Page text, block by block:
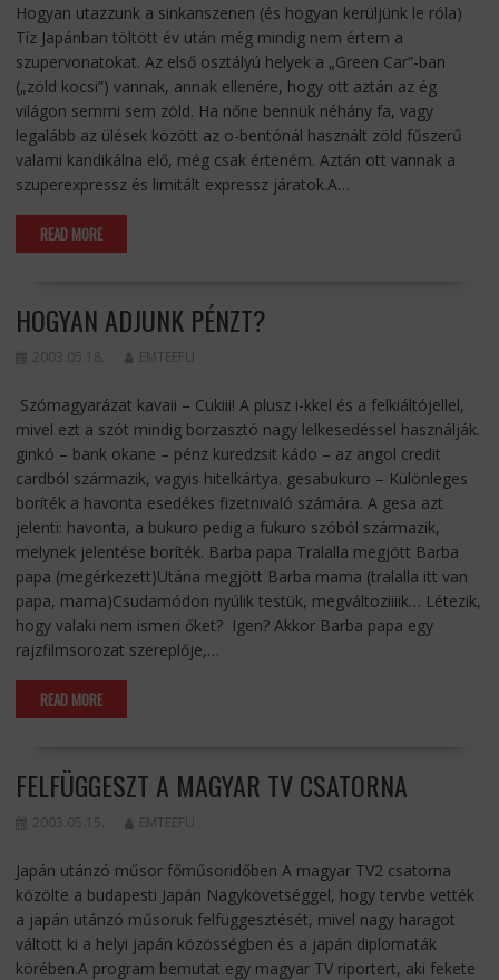
Hogyan utazzunk a sinkanszenen (és hogyan kerüljünk le róla)
Tíz Japánban töltött év után még mindig nem értem a
szupervonatokat. Az első osztályú helyek a „Green Car”-ban
(„zöld kocsi”) vannak, annak ellenére, hogy ott aztán az ég
világon semmi sem zöld. Ha nőne bennük néhány fa, vagy
legalább az ülések között az o-bentónál használt zöld fűszerű
valami kandikálna elő, még csak érteném. Aztán ott vannak a
szuperexpressz és limitált expressz járatok.A…
READ MORE
HOGYAN ADJUNK PÉNZT?
2003.05.18. EMTEEFU
Szómagyarázat kavaii – Cukiii! A plusz i-kkel és a felkiáltójellel,
mivel ezt a szót mindig borzasztó nagy lelkesedéssel használják.
ginkó – bank okane – pénz kuredzsit kádo – az angol credit
cardból származik, vagyis hitelkártya. gesabukuro – Különleges
boríték a havonta esedékes fizetnivaló számára. A gesa azt
jelenti: havonta, a bukuro pedig a fukuro szóból származik,
melynek jelentése boríték. Barba papa Tralalla megjött Barba
papa (megérkezett)Utána megjött Barba mama (tralalla itt van
papa, mama)Csudamódon nyúlik testük, megváltoziiiik… Létezik,
hogy valaki nem ismeri őket? Igen? Akkor Barba papa egy
rajzfilmsorozat szereplője,…
READ MORE
FELFÜGGESZT A MAGYAR TV CSATORNA
2003.05.15. EMTEEFU
Japán utánzó műsor főműsoridőben A magyar TV2 csatorna
közölte a budapesti Japán Nagykövetséggel, hogy tervbe vették
a japán utánzó műsoruk felfüggesztését, mivel nagy haragot
váltott ki a helyi japán közösségben és a japán diplomaták
körében.A program bemutat egy magyar TV riportert, aki fekete